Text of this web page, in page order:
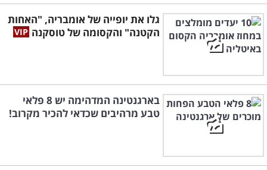
גלו את יופייה של אומבריה, "האחות
הקטנה" והקסומה של טוסקנה
בארגנטינה המדהימה יש 8 פלאי
טבע מרהיבים שכדאי להכיר מקרוב!